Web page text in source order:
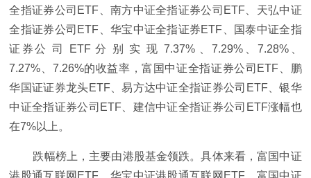
全指证券公司ETF、南方中证全指证券公司ETF、天弘中证
全指证券公司ETF、华宝中证全指证券ETF、国泰中证全指
证券公 司 ETF 分 别 实 现 7.37% 、7.29%、7.28%、
7.27%、7.26%的收益率，富国中证全指证券公司ETF、鹏
华国证证券龙头ETF、易方达中证全指证券公司ETF、银华
中证全指证券公司ETF、建信中证全指证券公司ETF涨幅也
在7%以上。
跌幅榜上，主要由港股基金领跌。具体来看，富国中证
港股通互联网ETF、华宝中证港股通互联网ETF、富国中证